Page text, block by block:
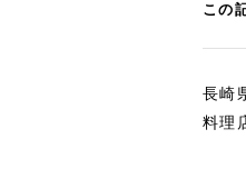
この
長崎
料理